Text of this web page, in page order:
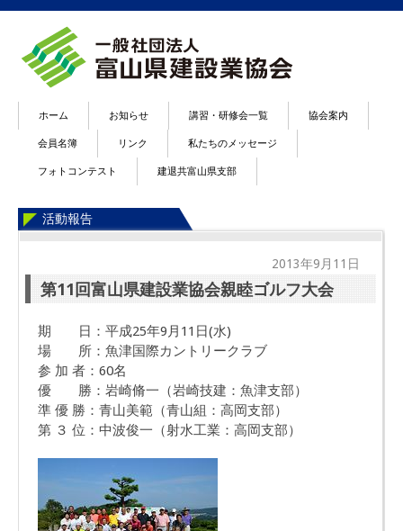
ホーム お知らせ 講習・研修会一覧 協会案内
会員名簿 リンク 私たちのメッセージ
フォトコンテスト 建退共富山県支部
活動報告
2013年9月11日
第11回富山県建設業協会親睦ゴルフ大会
期 日：平成25年9月11日(水)
場 所：魚津国際カントリークラブ
参 加 者：60名
優 勝：岩崎脩一（岩崎技建：魚津支部）
準 優 勝：青山美範（青山組：高岡支部）
第 ３ 位：中波俊一（射水工業：高岡支部）